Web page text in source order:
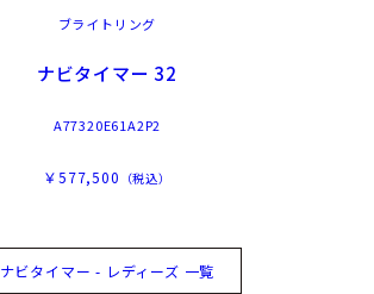
ブライトリング
ナビタイマー 32
A77320E61A2P2
￥577,500 （税込）
ナビタイマー - レディーズ 一覧